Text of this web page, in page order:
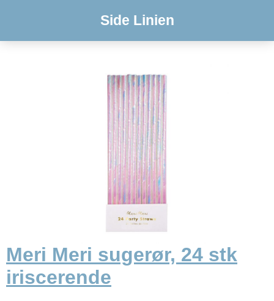
Side Linien
Meri Meri sugerør, 24 stk
iriscerende